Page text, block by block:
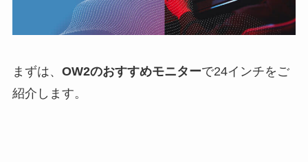
まずは、 OW2のおすすめモニターで24インチをご
紹介します。